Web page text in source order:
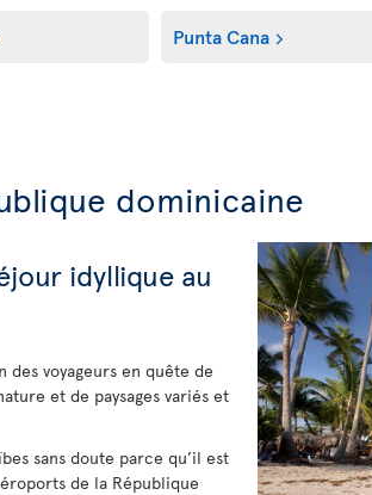
Punta Cana
dominicaine
idyllique au
voyageurs en quête de
et de paysages variés et
sans doute parce qu’il est
de la République